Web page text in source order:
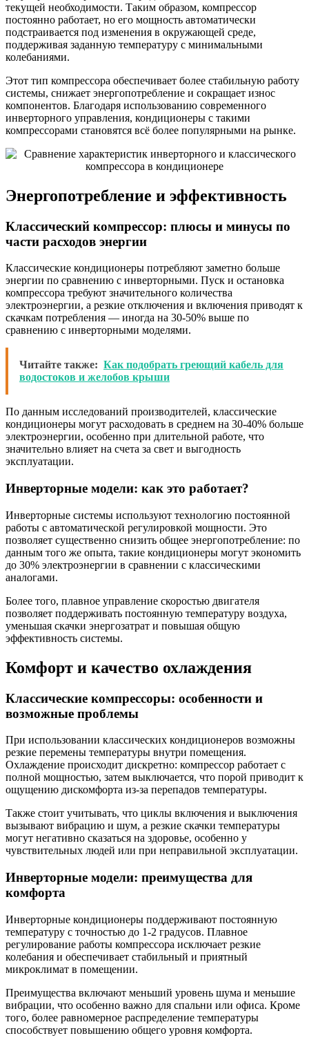
текущей необходимости. Таким образом, компрессор
постоянно работает, но его мощность автоматически
подстраивается под изменения в окружающей среде,
поддерживая заданную температуру с минимальными
колебаниями.
Этот тип компрессора обеспечивает более стабильную работу
системы, снижает энергопотребление и сокращает износ
компонентов. Благодаря использованию современного
инверторного управления, кондиционеры с такими
компрессорами становятся всё более популярными на рынке.
Энергопотребление и эффективность
Классический компрессор: плюсы и минусы по
части расходов энергии
Классические кондиционеры потребляют заметно больше
энергии по сравнению с инверторными. Пуск и остановка
компрессора требуют значительного количества
электроэнергии, а резкие отключения и включения приводят к
скачкам потребления — иногда на 30-50% выше по
сравнению с инверторными моделями.
Читайте также: Как подобрать греющий кабель для
водостоков и желобов крыши
По данным исследований производителей, классические
кондиционеры могут расходовать в среднем на 30-40% больше
электроэнергии, особенно при длительной работе, что
значительно влияет на счета за свет и выгодность
эксплуатации.
Инверторные модели: как это работает?
Инверторные системы используют технологию постоянной
работы с автоматической регулировкой мощности. Это
позволяет существенно снизить общее энергопотребление: по
данным того же опыта, такие кондиционеры могут экономить
до 30% электроэнергии в сравнении с классическими
аналогами.
Более того, плавное управление скоростью двигателя
позволяет поддерживать постоянную температуру воздуха,
уменьшая скачки энергозатрат и повышая общую
эффективность системы.
Комфорт и качество охлаждения
Классические компрессоры: особенности и
возможные проблемы
При использовании классических кондиционеров возможны
резкие перемены температуры внутри помещения.
Охлаждение происходит дискретно: компрессор работает с
полной мощностью, затем выключается, что порой приводит к
ощущению дискомфорта из-за перепадов температуры.
Также стоит учитывать, что циклы включения и выключения
вызывают вибрацию и шум, а резкие скачки температуры
могут негативно сказаться на здоровье, особенно у
чувствительных людей или при неправильной эксплуатации.
Инверторные модели: преимущества для
комфорта
Инверторные кондиционеры поддерживают постоянную
температуру с точностью до 1-2 градусов. Плавное
регулирование работы компрессора исключает резкие
колебания и обеспечивает стабильный и приятный
микроклимат в помещении.
Преимущества включают меньший уровень шума и меньшие
вибрации, что особенно важно для спальни или офиса. Кроме
того, более равномерное распределение температуры
способствует повышению общего уровня комфорта.